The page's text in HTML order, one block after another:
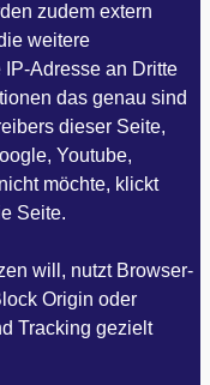
zudem extern
weitere
Adresse an Dritte
das genau sind
dieser Seite,
Youtube,
möchte, klickt
Seite.
will, nutzt Browser-
Origin oder
Tracking gezielt